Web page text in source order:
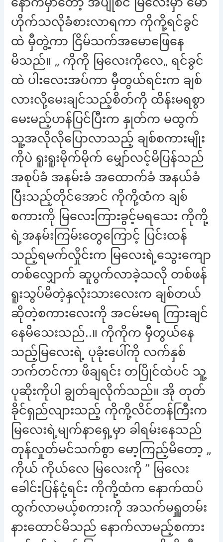
ဟိုက်သလိုခံစားလာရကာ ကိုကို့ရင်ခွင်
ထဲ မှီတွဲ့ကာ ငြိမ်သက်အမောဖြေနေ
မိသည်။ „ ကိုကို မြလေးကိုလေ„ ရင်ခွင်
ထဲ ပါးလေးအပ်ကာ မှီတွယ်ရင်းက ချစ်
လားလို့မေးချင်သည့်စိတ်ကို ထိန်းမရစွာ
မေးမည့်ဟန်ပြင်ပြီးက နှုတ်က မထွက်
သူ့အလိုလိုပြောလာသည့် ချစ်စကားမျိုး
ကိုပဲ ရူးရူးမိုက်မိုက် မျှော်လင့်မိပြန်သည်
အစုပ်ခံ အနမ်းခံ အထောက်ခံ အနယ်ခံ
ပြီးသည့်တိုင်အောင် ကိုကို့ထံက ချစ်
စကားကို မြလေးကြားခွင့်မရသေး ကိုကို့
ရဲ့အနမ်းကြမ်းတွေကြောင့် ပြင်းထန်
သည့်ရမက်လှိုင်းက မြလေးရဲ့သွေးကျော
တစ်လျှောက် ဆူပွက်လာခဲ့သလို တစ်ဖန်
ရူးသွပ်မိတဲ့နှလုံးသားလေးက ချစ်တယ်
ဆိုတဲ့စကားလေးကို အငမ်းမရ ကြားချင်
နေမိသေးသည်..။ ကိုကိုက မှီတွယ်နေ
သည့်မြလေးရဲ့ ပုခုံးပေါ်ကို လက်နှစ်
ဘက်တင်ကာ ဖိချရင်း တပြိုင်ထဲပင် သူ့
ပုဆိုးကိုပါ ချွတ်ချလိုက်သည်။ အို တုတ်
ခိုင်ရှည်လျားသည့် ကိုကို့လိင်တန်ကြီးက
မြလေးရဲ့မျက်နာရှေ့မှာ ခါရမ်းနေသည်
တုန်လှုတ်မင်သက်စွာ မော့ကြည့်မိတော့ „
ကိုယ် ကိုယ်လေ မြလေးကို ” မြလေး
ခေါင်းပြန်ငုံ့ရင်း ကိုကို့ထံက နောက်ထပ်
ထွက်လာမယ့်စကားကို အသက်မရှူတမ်း
နားထောင်မိသည် နောက်လာမည့်စကား